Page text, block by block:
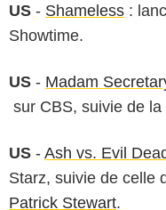
US - Shameless :
Showtime.
US - Madam
sur CBS, suivie de la
US - Ash vs. Evil
Starz, suivie de celle
Patrick Stewart.